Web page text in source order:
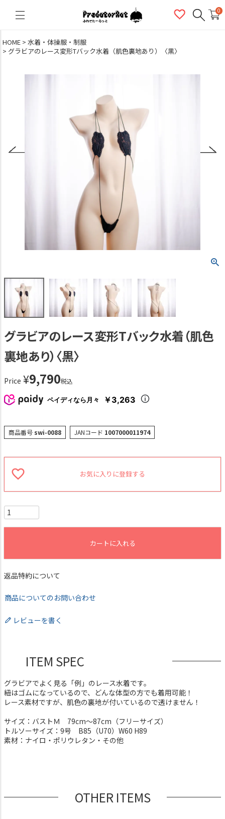
0
HOME
水着・体操服・制服
グラビアのレース変形Tバック水着（肌色裏地あり）〈黒〉
グラビアのレース変形Tバック水着（肌色
裏地あり）〈黒〉
Price ¥9,790税込
ペイディなら月々 ￥3,263
商品番号 swi-0088 JANコード 1007000011974
お気に入りに登録する
カートに入れる
返品特約について
商品についてのお問い合わせ
レビューを書く
ITEM SPEC
グラビアでよく見る「例」のレース水着です。
紐はゴムになっているので、どんな体型の方でも着用可能！
レース素材ですが、肌色の裏地が付いているので透けません！
サイズ：バストＭ 79cm～87cm（フリーサイズ）
トルソーサイズ：9号 B85（U70）W60 H89
素材：ナイロ・ポリウレタン・その他
OTHER ITEMS